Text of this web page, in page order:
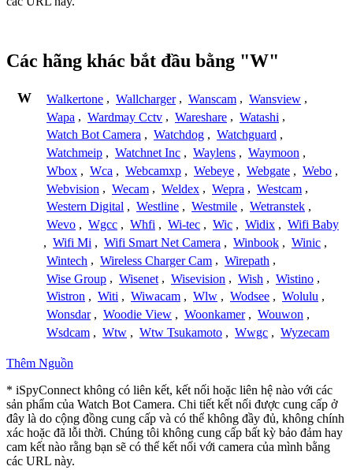
Các hãng khác bắt đầu bằng "W"
W Walkertone , Wallcharger , Wanscam , Wansview ,
Wapa , Wardmay Cctv , Wareshare , Watashi ,
Watch Bot Camera , Watchdog , Watchguard ,
Watchmeip , Watchnet Inc , Waylens , Waymoon ,
Wbox , Wca , Webcamxp , Webeye , Webgate , Webo ,
Webvision , Wecam , Weldex , Wepra , Westcam ,
Western Digital , Westline , Westmile , Wetranstek ,
Wevo , Wgcc , Whfi , Wi-tec , Wic , Widix , Wifi Baby
, Wifi Mi , Wifi Smart Net Camera , Winbook , Winic ,
Wintech , Wireless Charger Cam , Wirepath ,
Wise Group , Wisenet , Wisevision , Wish , Wistino ,
Wistron , Witi , Wiwacam , Wlw , Wodsee , Wolulu ,
Wonsdar , Woodie View , Woonkamer , Wouwon ,
Wsdcam , Wtw , Wtw Tsukamoto , Wwgc , Wyzecam
Thêm Nguồn
* iSpyConnect không có liên kết, kết nối hoặc liên hệ nào với các
sản phẩm của Watch Bot Camera. Chi tiết kết nối được cung cấp ở
đây là do cộng đồng cung cấp và có thể không đầy đủ, không chính
xác hoặc đã lỗi thời. Chúng tôi không cung cấp bất kỳ bảo đảm hay
cam kết nào rằng bạn sẽ có thể kết nối với camera của mình bằng
các URL này.